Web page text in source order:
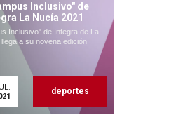
Inclusivo" de
La Nucía 2021
Inclusivo" de Integra de La
a su novena edición
deportes